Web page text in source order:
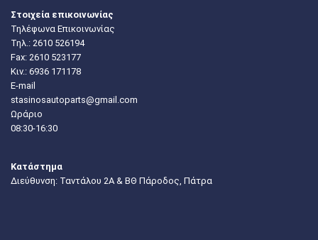
Στοιχεία επικοινωνίας
Τηλέφωνα Επικοινωνίας
Τηλ.: 2610 526194
Fax: 2610 523177
Κιν.: 6936 171178
E-mail
stasinosautoparts@gmail.com
Ωράριο
08:30-16:30
Κατάστημα
Διεύθυνση: Ταντάλου 2Α & ΒΘ Πάροδος, Πάτρα